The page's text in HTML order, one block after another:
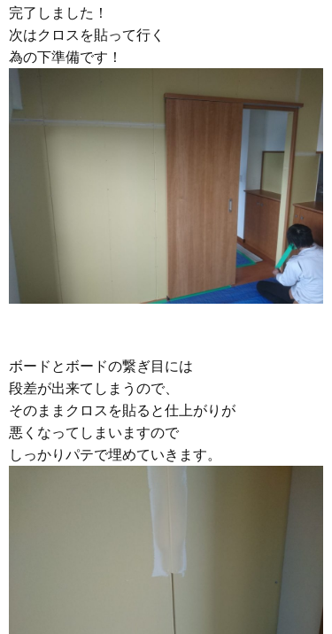
完了しました！
次はクロスを貼って行く
為の下準備です！
ボードとボードの繋ぎ目には
段差が出来てしまうので、
そのままクロスを貼ると仕上がりが
悪くなってしまいますので
しっかりパテで埋めていきます。